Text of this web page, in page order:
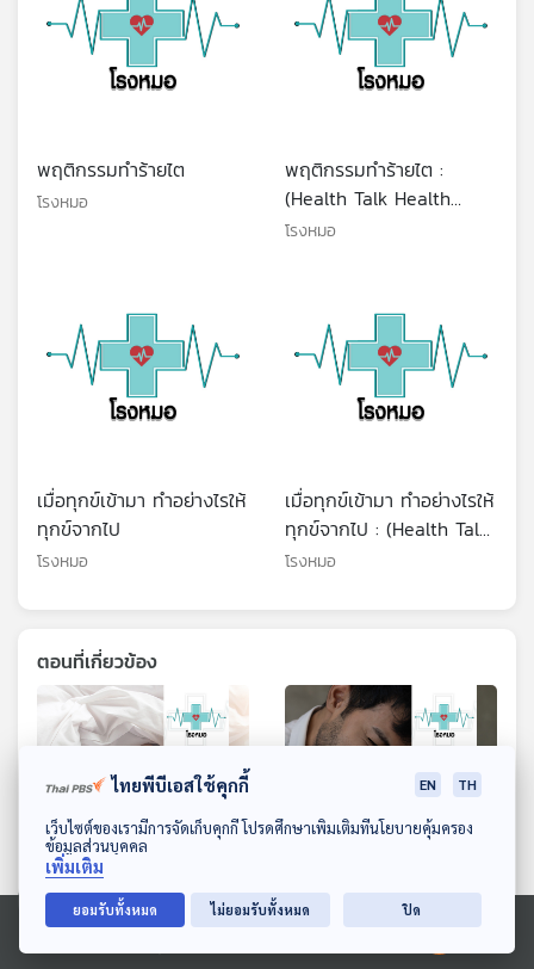
ดาวน์โหลด Thai PBS Podcast Application
Ⓒ 2020 องค์การกระจายเสียงและแพร่ภาพสาธารณะแห่งประเทศไทย
พฤติกรรมทำร้ายไต
โรงหมอ
พฤติกรรมทำร้ายไต :
(Health Talk Health
Tips)
โรงหมอ
เมื่อทุกข์เข้ามา ทำอย่างไรให้
ทุกข์จากไป
โรงหมอ
เมื่อทุกข์เข้ามา ทำอย่างไรให้
ทุกข์จากไป : (Health Talk
Health Tips)
โรงหมอ
ตอนที่เกี่ยวข้อง
EP. 1150: 5 เรื่องต้องรู้ เซ็ก
ส์ที่ดีและปลอดภัย
EP. 1137: หลอดเลือดแดง
โป่งพอง ภัยเงียบเสี่ยงชีวิต
ไทยพีบีเอสใช้คุกกี้ EN TH
เว็บไซต์ของเรามีการจัดเก็บคุกกี้ โปรดศึกษาเพิ่มเติมที่นโยบายคุ้มครอง
ข้อมูลส่วนบุคคล
เพิ่มเติม
ยอมรับทั้งหมด ไม่ยอมรับทั้งหมด ปิด